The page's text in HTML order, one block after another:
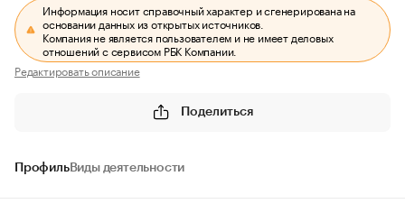
Информация носит справочный характер и сгенерирована на
основании данных из открытых источников.
Компания не является пользователем и не имеет деловых
отношений с сервисом РБК Компании.
Редактировать описание
Поделиться
ПрофильВиды деятельности